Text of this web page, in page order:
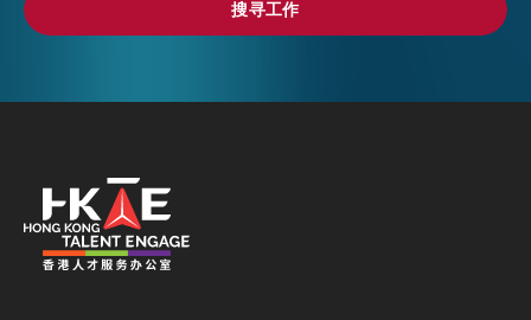
搜寻工作
搜寻工作